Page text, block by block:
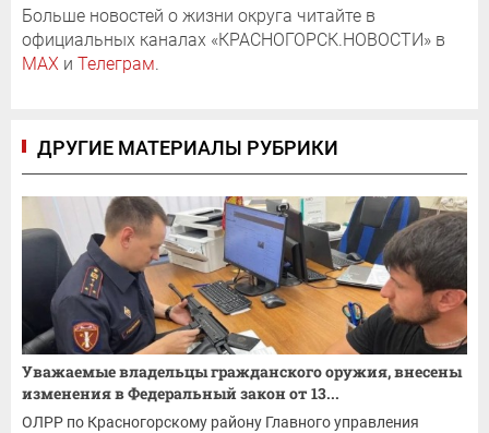
Больше новостей о жизни округа читайте в
официальных каналах «КРАСНОГОРСК.НОВОСТИ» в
MAX и Телеграм.
ДРУГИЕ МАТЕРИАЛЫ РУБРИКИ
Уважаемые владельцы гражданского оружия, внесены
изменения в Федеральный закон от 13...
ОЛРР по Красногорскому району Главного управления